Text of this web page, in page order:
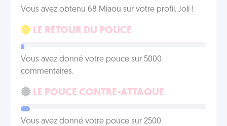
Vous avez obtenu 68 Miaou sur votre profil. Joli !
LE RETOUR DU POUCE
Vous avez donné votre pouce sur 5000
commentaires.
LE POUCE CONTRE-ATTAQUE
Vous avez donné votre pouce sur 2500